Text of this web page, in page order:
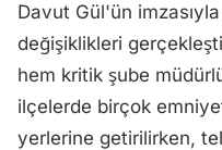
Davut Gül'ün
değişiklikleri
hem kritik şube
ilçelerde birçok
yerlerine getirilirken,